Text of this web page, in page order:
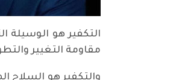
التكفير هو الوسيلة
مقاومة التغيير
والتكفير هو السلاح